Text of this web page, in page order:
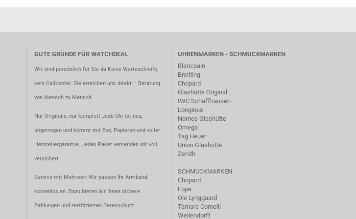
GUTE GRÜNDE FÜR WATCHDEAL
Wir sind persönlich für Sie da Keine Warteschleife,
kein Callcenter. Sie erreichen uns direkt – Beratung
von Mensch zu Mensch.
Nur Originale, nur komplett Jede Uhr ist neu,
ungetragen und kommt mit Box, Papieren und voller
Herstellergarantie. Jedes Paket versenden wir voll
versichert.
Service mit Mehrwert Wir passen Ihr Armband
kostenlos an. Dazu bieten wir Ihnen sichere
Zahlungen und zertifizierten Datenschutz.
UHRENMARKEN - SCHMUCKMARKEN
Blancpain
Breitling
Chopard
Glashütte Original
IWC Schaffhausen
Longines
Nomos Glashütte
Omega
Tag Heuer
Union Glashütte
Zenith
SCHMUCKMARKEN
Chopard
Fope
Ole Lynggaard
Tamara Comolli
Wellendorff